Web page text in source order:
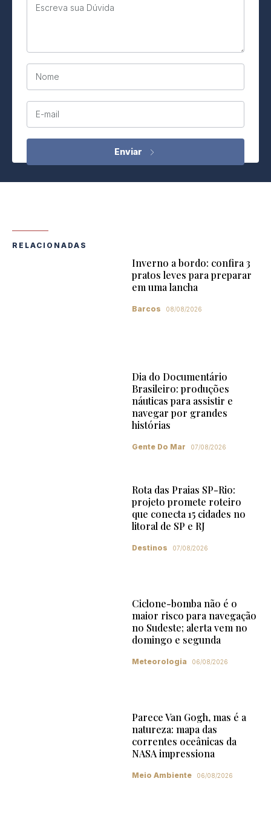
Escreva sua Dúvida
Nome
E-mail
RELACIONADAS
Inverno a bordo: confira 3
pratos leves para preparar
em uma lancha
Barcos 08/08/2026
Dia do Documentário
Brasileiro: produções
náuticas para assistir e
navegar por grandes
histórias
Gente Do Mar 07/08/2026
Rota das Praias SP-Rio:
projeto promete roteiro
que conecta 15 cidades no
litoral de SP e RJ
Destinos 07/08/2026
Ciclone-bomba não é o
maior risco para navegação
no Sudeste; alerta vem no
domingo e segunda
Meteorologia 06/08/2026
Parece Van Gogh, mas é a
natureza: mapa das
correntes oceânicas da
NASA impressiona
Meio Ambiente 06/08/2026